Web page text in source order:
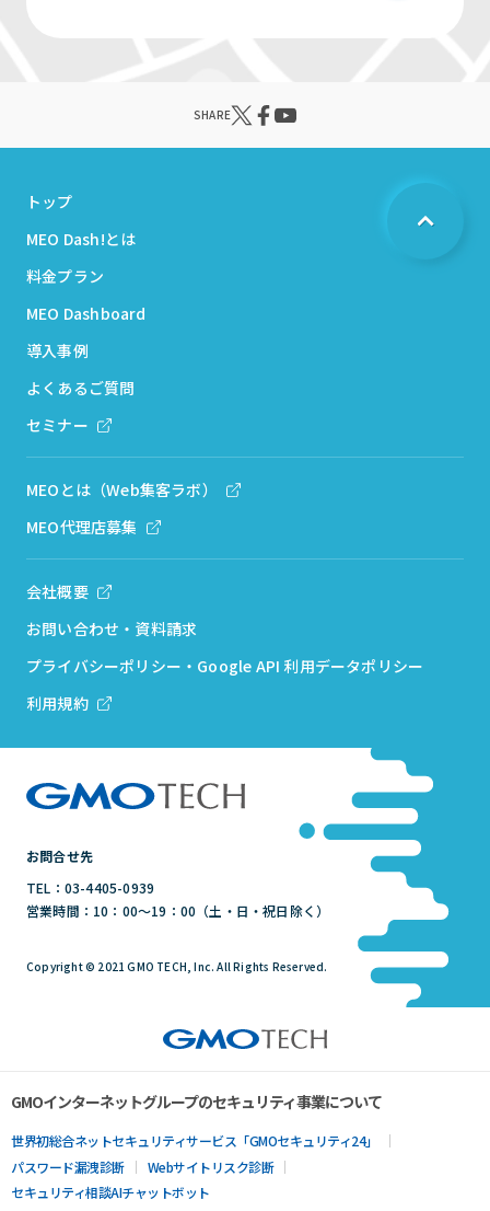
SHARE
お問合せ先
TEL：03-4405-0939
営業時間：10：00～19：00（土・日・祝日除く）
トップ
MEO Dash!とは
料金プラン
MEO Dashboard
導入事例
よくあるご質問
セミナー
MEOとは（Web集客ラボ）
MEO代理店募集
会社概要
お問い合わせ・資料請求
プライバシーポリシー・Google API 利用データポリシー
利用規約
Copyright © 2021 GMO TECH, Inc. All Rights Reserved.
GMOインターネットグループのセキュリティ事業について
世界初総合ネットセキュリティサービス「GMOセキュリティ24」
パスワード漏洩診断
Webサイトリスク診断
セキュリティ相談AIチャットボット